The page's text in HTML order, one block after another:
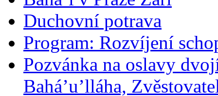
Duchovní potrava
Program: Rozvíjení
Pozvánka na oslavy
Bahá’u’lláha,